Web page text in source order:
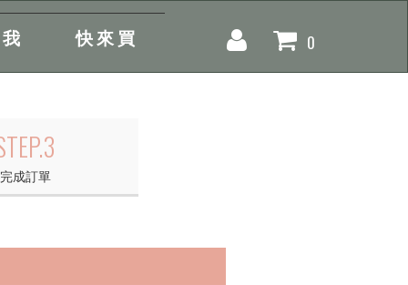
快來買 0
完成訂單